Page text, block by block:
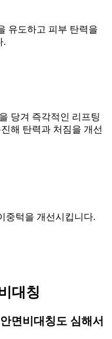
유도하고 피부 탄력을
.
당겨 즉각적인 리프팅
해 탄력과 처짐을 개선
중턱을 개선시킵니다.
대칭
면비대칭도 심해서